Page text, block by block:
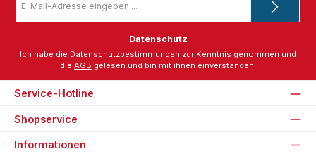
Mail-
*
Datenschutz
Ich habe die Datenschutzbestimmungen zur Kenntnis genommen und
die AGB gelesen und bin mit ihnen einverstanden.
Service-Hotline
Shopservice
Informationen